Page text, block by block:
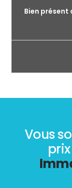
Bien présent
Vous